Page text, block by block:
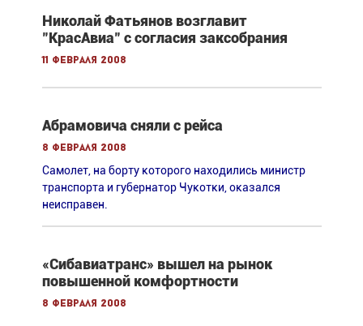
Николай Фатьянов возглавит
"КрасАвиа" с согласия заксобрания
11 февраля 2008
Абрамовича сняли с рейса
8 февраля 2008
Самолет, на борту которого находились министр
транспорта и губернатор Чукотки, оказался
неисправен.
«Сибавиатранс» вышел на рынок
повышенной комфортности
8 февраля 2008